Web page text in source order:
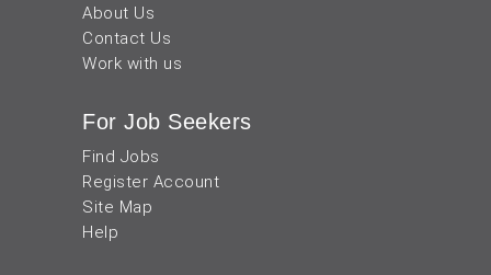
About Us
Contact Us
Work with us
For Job Seekers
Find Jobs
Register Account
Site Map
Help